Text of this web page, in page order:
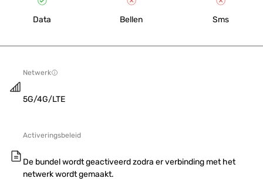
Data Bellen Sms
Netwerk
5G/4G/LTE
Activeringsbeleid
De bundel wordt geactiveerd zodra er verbinding met het
netwerk wordt gemaakt.